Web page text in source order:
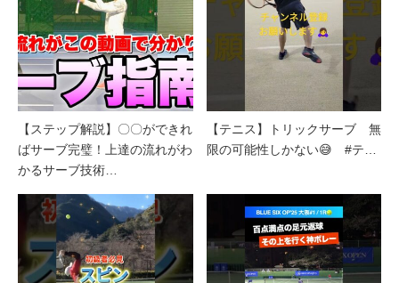
【ステップ解説】〇〇ができれ
ばサーブ完璧！上達の流れがわ
かるサーブ技術…
【テニス】トリックサーブ 無
限の可能性しかない😅 #テ…